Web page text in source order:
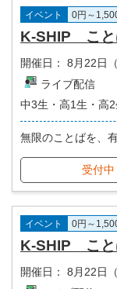
イベント 0円～
K-SHIP こと
開催日：
8月22日（
ライブ配信
中3生・高1生・高
無限のことばを、
受付中
イベント 0円～
K-SHIP こと
開催日：
8月22日（